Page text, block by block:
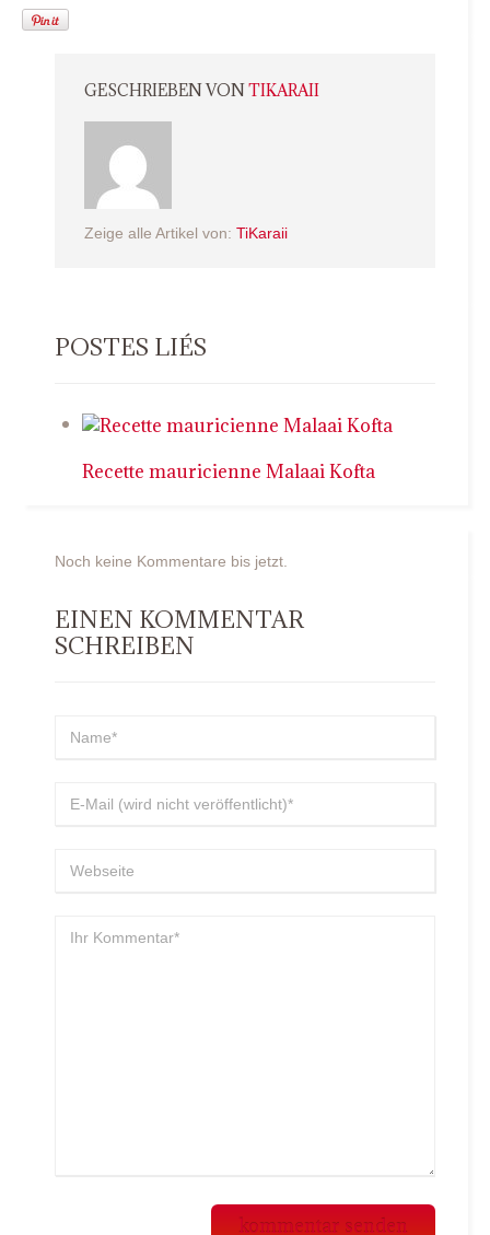
GESCHRIEBEN VONTIKARAII
Zeige alle Artikel von: TiKaraii
POSTES LIÉS
Recette mauricienne Malaai Kofta
Noch keine Kommentare bis jetzt.
EINEN KOMMENTAR
SCHREIBEN